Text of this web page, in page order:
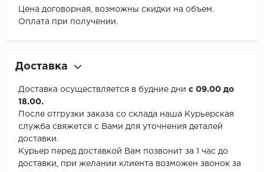
Цена договорная, возможны скидки на объем.
Оплата при получении.
Доставка
Доставка осуществляется в будние дни с 09.00 до
18.00.
После отгрузки заказа со склада наша Курьерская
служба свяжется с Вами для уточнения деталей
доставки.
Курьер перед доставкой Вам позвонит за 1 час до
доставки, при желании клиента возможен звонок за